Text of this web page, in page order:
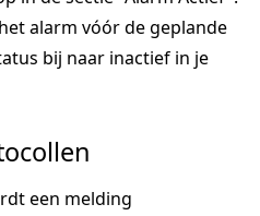
alarm vóór de geplande
bij naar inactief in je
een melding